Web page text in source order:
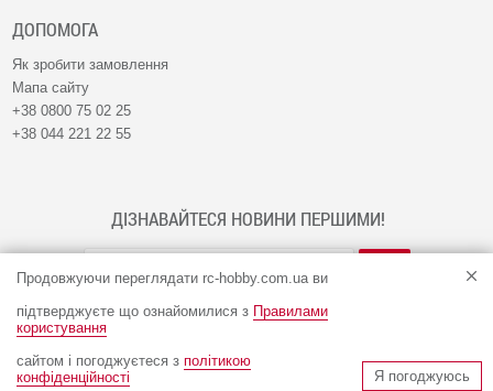
Продовжуючи переглядати rc-hobby.com.ua ви
підтверджуєте що ознайомилися з Правилами
користування
сайтом і погоджуєтеся з політикою
конфіденційності
Я погоджуюсь
ДОПОМОГА
Як зробити замовлення
Мапа сайту
+38 0800 75 02 25
+38 044 221 22 55
ДІЗНАВАЙТЕСЯ НОВИНИ ПЕРШИМИ!
© Інтернет-магазин RC-HOBBY 2009 - 2026